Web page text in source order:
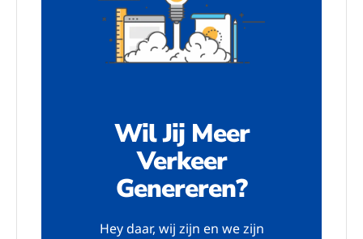
Wil Jij Meer
Verkeer
Genereren?
Hey daar, wij zijn en we zijn